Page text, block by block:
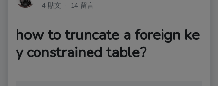
4 貼文 · 14 留言
how to truncate a foreign ke
y constrained table?